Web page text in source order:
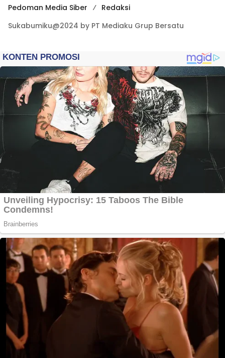
Pedoman Media Siber
Redaksi
Sukabumiku@2024 by PT Mediaku Grup Bersatu